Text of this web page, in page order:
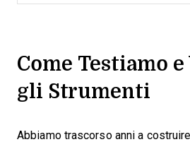
Come Testiamo
gli Strumenti
Abbiamo trascorso anni a